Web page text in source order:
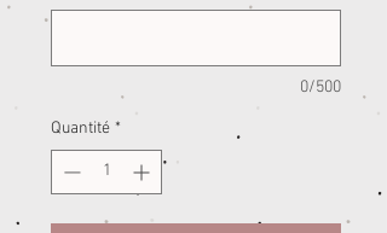
0/500
Quantité *